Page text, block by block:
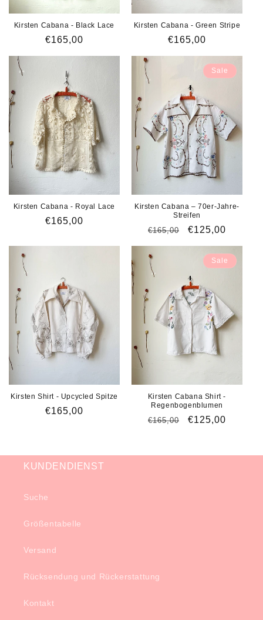
e
Kirsten Cabana - Black Lace
Normaler
Preis
€165,00
Kirsten Cabana - Green Stripe
Normaler
Preis
€165,00
Kirsten Cabana - Royal Lace
Normaler
€165,00
Sale
Kirsten Cabana – 70er-Jahre-
Streifen
Normaler
Preis
€165,00 Verkaufspreis
€125,00
Kirsten Shirt - Upcycled Spitze
Normaler
€165,00
Sale
Kirsten Cabana Shirt -
Regenbogenblumen
Normaler
€165,00 Verkaufspreis
€125,00
KUNDENDIENST
Suche
Größentabelle
Versand
Rücksendung und Rückerstattung
Kontakt